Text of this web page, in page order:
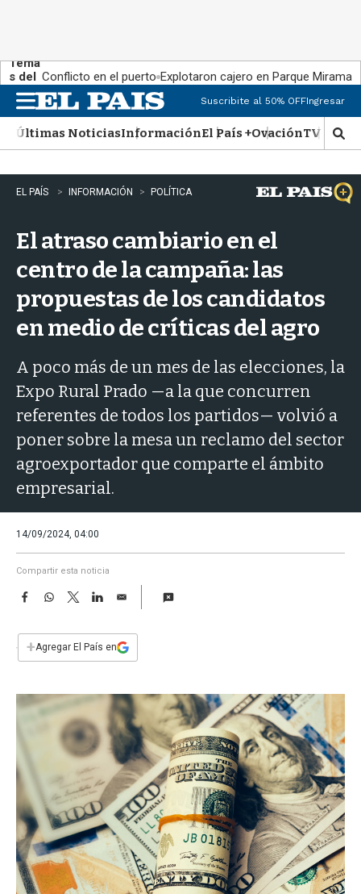
Tema
s del
día:
Conflicto en el puerto Explotaron cajero en Parque Miramar
n
u
Suscribite al 50% OFFIngresar
Últimas NoticiasInformaciónEl País +OvaciónTV Show
M
o
s
t
r
a
EL PAÍS INFORMACIÓN POLÍTICA
El atraso cambiario en el
centro de la campaña: las
propuestas de los candidatos
en medio de críticas del agro
A poco más de un mes de las elecciones, la
Expo Rural Prado —a la que concurren
referentes de todos los partidos— volvió a
poner sobre la mesa un reclamo del sector
agroexportador que comparte el ámbito
empresarial.
14/09/2024, 04:00
Compartir esta noticia
F
e
b
k
W
s
p
T
w
t
L
E
i
l
+Agregar El País en